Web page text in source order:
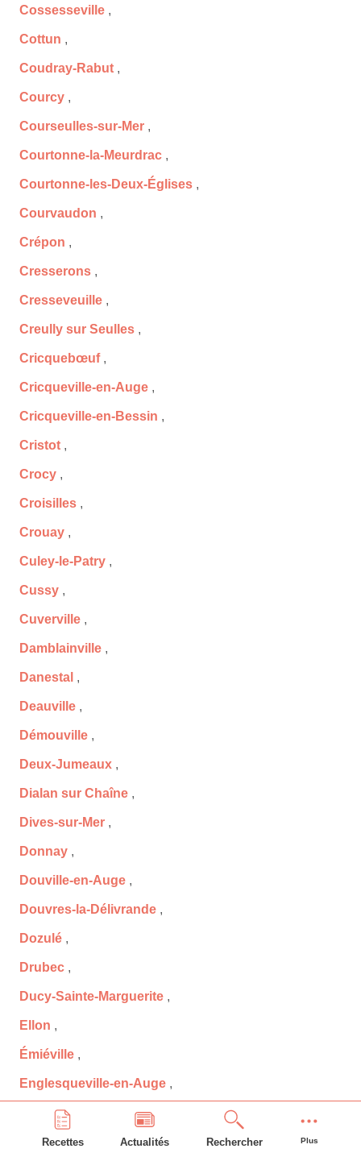
Recettes Actualités Rechercher Plus
Cossesseville ,
Cottun ,
Coudray-Rabut ,
Courcy ,
Courseulles-sur-Mer ,
Courtonne-la-Meurdrac ,
Courtonne-les-Deux-Églises ,
Courvaudon ,
Crépon ,
Cresserons ,
Cresseveuille ,
Creully sur Seulles ,
Cricquebœuf,
Cricqueville-en-Auge ,
Cricqueville-en-Bessin ,
Cristot ,
Crocy ,
Croisilles ,
Crouay ,
Culey-le-Patry ,
Cussy ,
Cuverville ,
Damblainville ,
Danestal ,
Deauville ,
Démouville ,
Deux-Jumeaux ,
Dialan sur Chaîne ,
Dives-sur-Mer ,
Donnay ,
Douville-en-Auge ,
Douvres-la-Délivrande ,
Dozulé ,
Drubec ,
Ducy-Sainte-Marguerite ,
Ellon ,
Émiéville ,
Englesqueville-en-Auge ,
Englesqueville-la-Percée
Épaney,